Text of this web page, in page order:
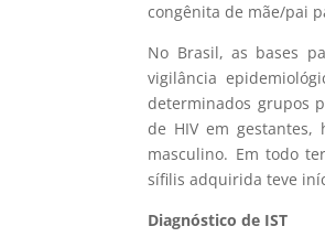
congênita de mãe/pai
No Brasil, as bases
vigilância
determinados grupos
de HIV em
masculino. Em todo
sífilis adquirida teve
Diagnóstico de IST